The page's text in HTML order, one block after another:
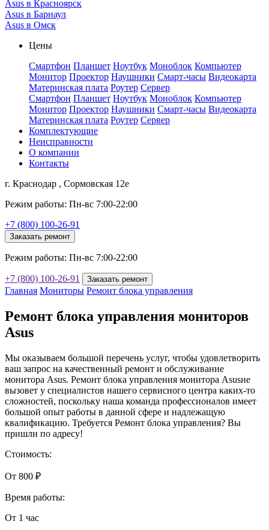
Asus в Красноярск
Asus в Барнаул
Asus в Омск
Цены
Смартфон Планшет Ноутбук Моноблок Компьютер
Монитор Проектор Наушники Смарт-часы Видеокарта
Материнская плата Роутер Сервер
Смартфон Планшет Ноутбук Моноблок Компьютер
Монитор Проектор Наушники Смарт-часы Видеокарта
Материнская плата Роутер Сервер
Комплектующие
Неисправности
О компании
Контакты
г. Краснодар , Сормовская 12е
Режим работы: Пн-вс 7:00-22:00
+7 (800) 100-26-91
Заказать ремонт
Режим работы: Пн-вс 7:00-22:00
+7 (800) 100-26-91 Заказать ремонт
Главная Мониторы Ремонт блока управления
Ремонт блока управления мониторов
Asus
Мы оказываем большой перечень услуг, чтобы удовлетворить
ваш запрос на качественный ремонт и обслуживание
монитора Asus. Ремонт блока управления монитора Asusне
вызовет у специалистов нашего сервисного центра каких-то
сложностей, поскольку наша команда профессионалов имеет
большой опыт работы в данной сфере и надлежащую
квалификацию. Требуется Ремонт блока управления? Вы
пришли по адресу!
Стоимость:
От 800 ₽
Время работы:
От 1 час